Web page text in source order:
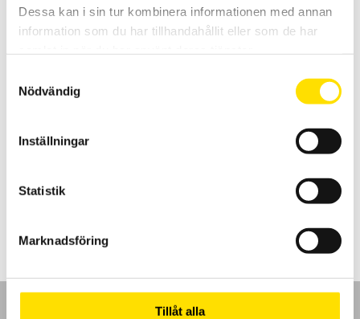
Dessa kan i sin tur kombinera informationen med annan
information som du har tillhandahållit eller som de har
Nödvändig
Inställningar
Statistik
Marknadsföring
Tillåt alla
Mecmesin Pinch Grip för användning tillsammans med